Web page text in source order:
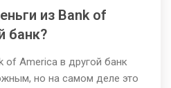
из Bank of
банк?
of America в другой банк
но на самом деле это